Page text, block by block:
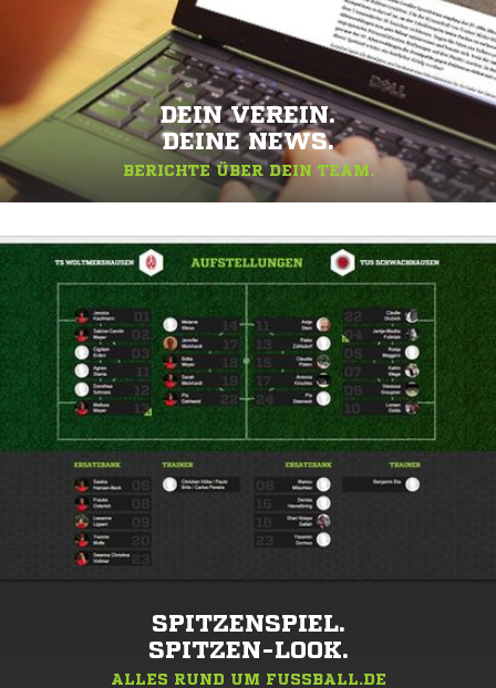
DEIN VEREIN.
DEINE NEWS.
BERICHTE ÜBER DEIN TEAM.
SPITZENSPIEL.
SPITZEN-LOOK.
ALLES RUND UM FUSSBALL.DE